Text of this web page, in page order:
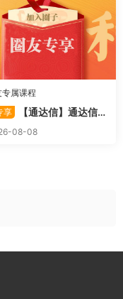
专属课程
享
【通达信】通达信
MACD〗副图指标 斐波
重共振，捕捉买卖
08-08